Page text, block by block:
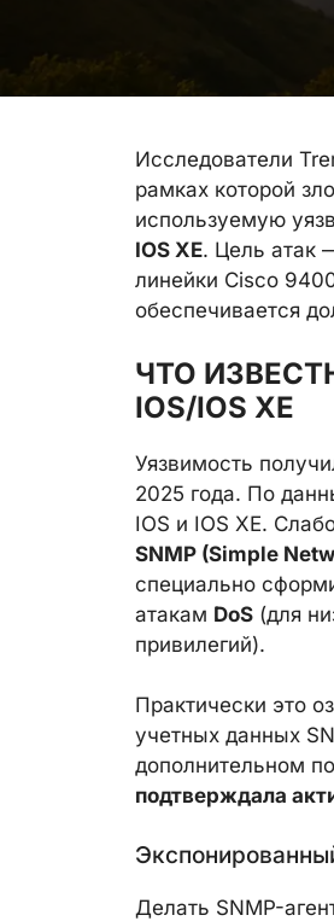
Исследователи
рамках которой
используемую
IOS XE. Цель атак
линейки Cisco
обеспечивается
ЧТО
IOS/IOS XE
Уязвимость
2025 года. По
IOS и IOS XE.
SNMP (Simple
специально
атакам DoS (для
привилегий).
Практически это
учетных данных
дополнительном
подтверждала
Делать SNMP-